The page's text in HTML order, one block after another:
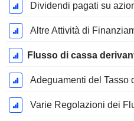
Altre Attività di
Flusso di cassa
Adeguamenti del Tasso
Varie Regolazioni dei